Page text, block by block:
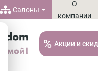
Салоны
О
компании
% Акции и